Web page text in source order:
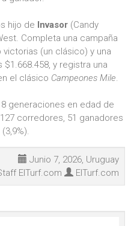
hijo de Invasor (Candy
Completa una campaña
(un clásico) y una
y registra una
el clásico Campeones Mile.
generaciones en edad de
corredores, 51 ganadores
Junio 7, 2026, Uruguay
ElTurf.com
ElTurf.com